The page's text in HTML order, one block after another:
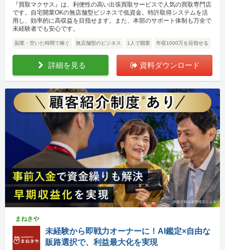
『買取マクサス』は、利便性の高い出張買取サービスで人気の買取専門店
です。自宅開業OKの無店舗型ビジネスで低資金。特許取得システムを活
用し、効率的に高収益を目指せます。また、本部のサポート体制も万全で
未経験者でも安心です。
副業・空いた時間で稼ぐ 無店舗型のビジネス 1人で開業 年収1000万を目指せる
詳細を見る 資料ダウンロード
まねきや
未経験から即戦力オーナーに！AI鑑定×自由な
販路選択で、利益最大化を実現